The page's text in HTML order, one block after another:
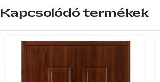
Kapcsolódó termékek